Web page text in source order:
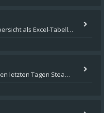
Und hier das Gesamtpaket plus Übersicht als Excel-Tabelle: https://forum.schicksalsklinge.com/viewtopic.php?f=239&t=156
Die zwölfe zum Gruß! Ich habe in den letzten Tagen Steam auf meinem Desktop PC mit Windows 11 installiert und über Steam